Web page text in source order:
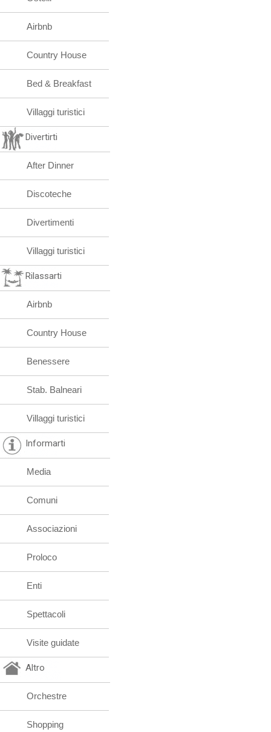
Airbnb
Country House
Bed & Breakfast
Villaggi turistici
Divertirti
After Dinner
Discoteche
Divertimenti
Villaggi turistici
Rilassarti
Airbnb
Country House
Benessere
Stab. Balneari
Villaggi turistici
Informarti
Media
Comuni
Associazioni
Proloco
Enti
Spettacoli
Visite guidate
Altro
Orchestre
Shopping